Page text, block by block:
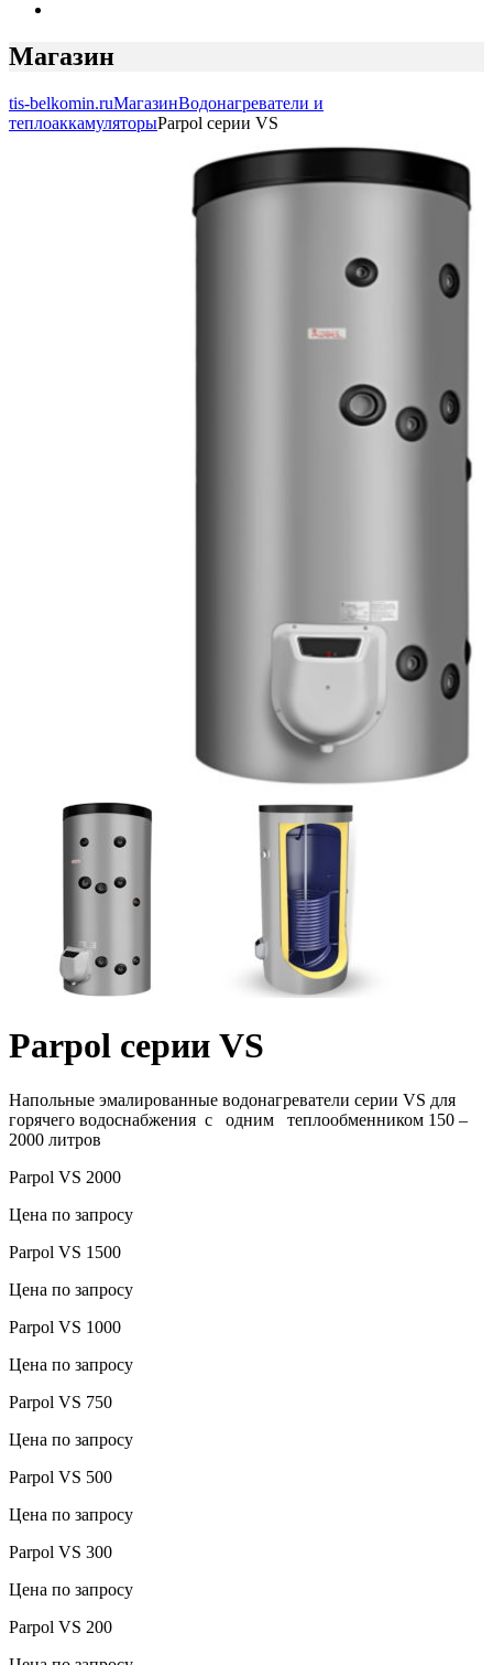
Магазин
tis-belkomin.ruМагазинВодонагреватели и
теплоаккамуляторыParpol серии VS
Parpol серии VS
Напольные эмалированные водонагреватели серии VS для
горячего водоснабжения c одним теплообменником 150 –
2000 литров
Parpol VS 2000
Цена по запросу
Parpol VS 1500
Цена по запросу
Parpol VS 1000
Цена по запросу
Parpol VS 750
Цена по запросу
Parpol VS 500
Цена по запросу
Parpol VS 300
Цена по запросу
Parpol VS 200